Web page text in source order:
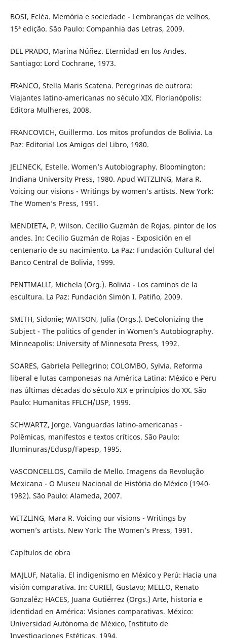
BOSI, Ecléa. Memória e sociedade - Lembranças de velhos,
15ª edição. São Paulo: Companhia das Letras, 2009.
DEL PRADO, Marina Núñez. Eternidad en los Andes.
Santiago: Lord Cochrane, 1973.
FRANCO, Stella Maris Scatena. Peregrinas de outrora:
Viajantes latino-americanas no século XIX. Florianópolis:
Editora Mulheres, 2008.
FRANCOVICH, Guillermo. Los mitos profundos de Bolivia. La
Paz: Editorial Los Amigos del Libro, 1980.
JELINECK, Estelle. Women’s Autobiography. Bloomington:
Indiana University Press, 1980. Apud WITZLING, Mara R.
Voicing our visions - Writings by women’s artists. New York:
The Women’s Press, 1991.
MENDIETA, P. Wilson. Cecilio Guzmán de Rojas, pintor de los
andes. In: Cecilio Guzmán de Rojas - Exposición en el
centenario de su nacimiento. La Paz: Fundación Cultural del
Banco Central de Bolivia, 1999.
PENTIMALLI, Michela (Org.). Bolivia - Los caminos de la
escultura. La Paz: Fundación Simón I. Patiño, 2009.
SMITH, Sidonie; WATSON, Julia (Orgs.). DeColonizing the
Subject - The politics of gender in Women’s Autobiography.
Minneapolis: University of Minnesota Press, 1992.
SOARES, Gabriela Pellegrino; COLOMBO, Sylvia. Reforma
liberal e lutas camponesas na América Latina: México e Peru
nas últimas décadas do século XIX e princípios do XX. São
Paulo: Humanitas FFLCH/USP, 1999.
SCHWARTZ, Jorge. Vanguardas latino-americanas -
Polêmicas, manifestos e textos críticos. São Paulo:
Iluminuras/Edusp/Fapesp, 1995.
VASCONCELLOS, Camilo de Mello. Imagens da Revolução
Mexicana - O Museu Nacional de História do México (1940-
1982). São Paulo: Alameda, 2007.
WITZLING, Mara R. Voicing our visions - Writings by
women’s artists. New York: The Women’s Press, 1991.
Capítulos de obra
MAJLUF, Natalia. El indigenismo en México y Perú: Hacia una
visión comparativa. In: CURIEl, Gustavo; MELLO, Renato
Gonzaléz; HACES, Juana Gutiérrez (Orgs.) Arte, historia e
identidad en América: Visiones comparativas. México:
Universidad Autónoma de México, Instituto de
Investigaciones Estéticas, 1994.